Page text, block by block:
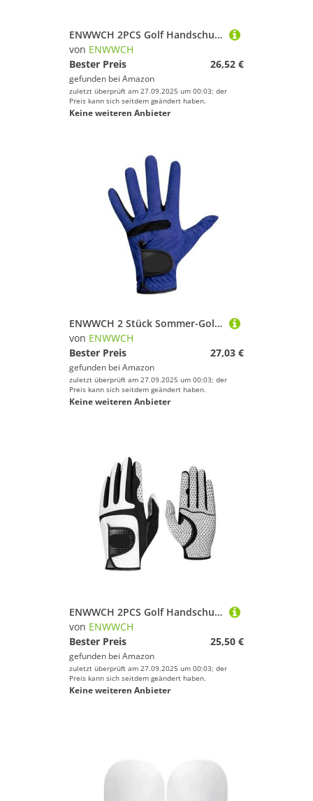
ENWWCH 2PCS Golf Handschuhe Herren Handschuh Links/Rechts Hand Weiche Swing Putting Training Partikel Für Herren(Right White,22 small)
von ENWWCH
Bester Preis
26,52 €
gefunden bei Amazon
zuletzt überprüft am 27.09.2025 um 00:03; der
Preis kann sich seitdem geändert haben.
Keine weiteren Anbieter
ENWWCH 2 Stück Sommer-Golfhandschuhe, schweißableitendes Mikrofasergewebe, weiche, atmungsaktive und strapazierfähige Handschuhe Für Herren(Blue Left,23)
von ENWWCH
Bester Preis
27,03 €
gefunden bei Amazon
zuletzt überprüft am 27.09.2025 um 00:03; der
Preis kann sich seitdem geändert haben.
Keine weiteren Anbieter
ENWWCH 2PCS Golf Handschuhe männer Elastische Nicht-Slip Atmungsaktive Mikrofaser Tuch Einzelne Linke Hand Für Herren(White,23)
von ENWWCH
Bester Preis
25,50 €
gefunden bei Amazon
zuletzt überprüft am 27.09.2025 um 00:03; der
Preis kann sich seitdem geändert haben.
Keine weiteren Anbieter